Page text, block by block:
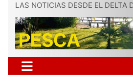
LAS NOTICIAS DESDE EL DELTA